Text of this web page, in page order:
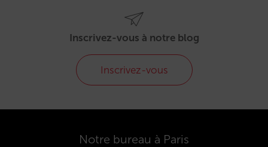
Inscrivez-vous à notre blog
Inscrivez-vous
Notre bureau à Paris